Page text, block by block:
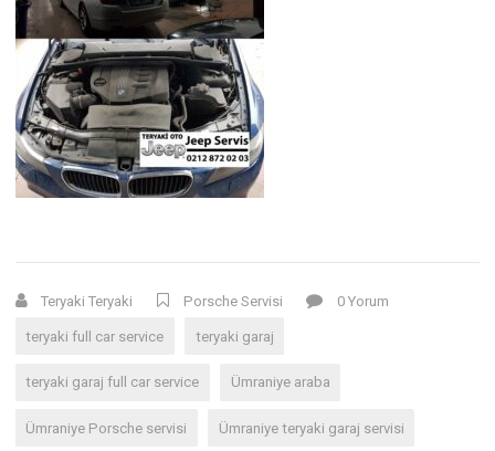
Teryaki Teryaki Porsche Servisi 0 Yorum
teryaki full car service teryaki garaj
teryaki garaj full car service Ümraniye araba
Ümraniye Porsche servisi Ümraniye teryaki garaj servisi